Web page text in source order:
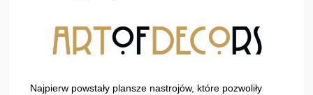
Najpierw powstały plansze nastrojów, które pozwoliły